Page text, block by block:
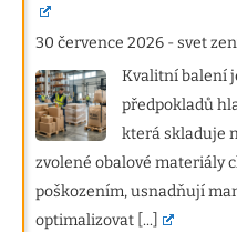
30 července 2026 -svet
Kvalitní balení
předpokladů
která skladuje
zvolené obalové materiály
poškozením, usnadňují
optimalizovat [...]